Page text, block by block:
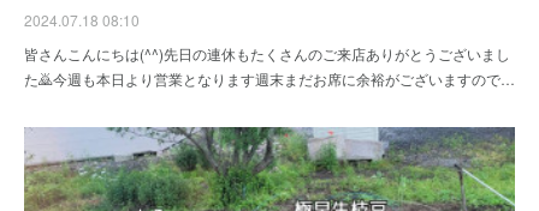
2024.07.18 08:10
皆さんこんにちは(^^)先日の連休もたくさんのご来店ありがとうございまし
た🙇今週も本日より営業となります週末まだお席に余裕がございますので…